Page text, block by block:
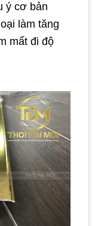
ý cơ bản
làm tăng
mất đi độ